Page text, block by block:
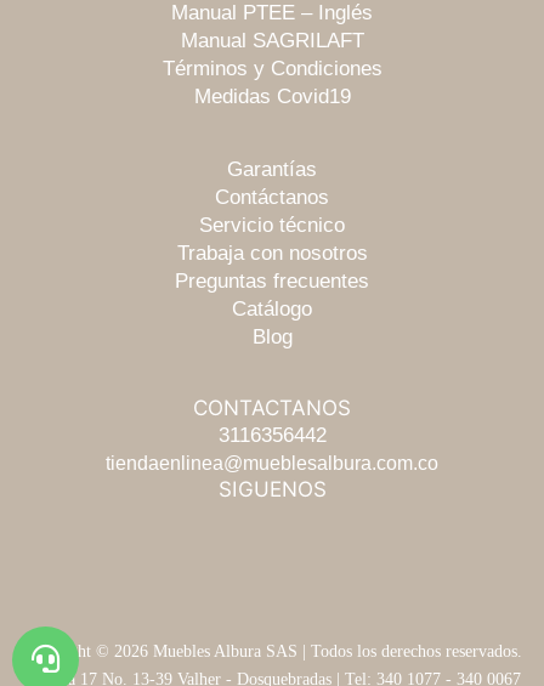
Te asesoramos
Manual PTEE – Inglés
Manual SAGRILAFT
Términos y Condiciones
Medidas Covid19
Garantías
Contáctanos
Servicio técnico
Trabaja con nosotros
Preguntas frecuentes
Catálogo
Blog
CONTACTANOS
3116356442
tiendaenlinea@mueblesalbura.com.co
SIGUENOS
Copyright © 2026 Muebles Albura SAS | Todos los derechos reservados.
Carrera 17 No. 13-39 Valher - Dosquebradas | Tel: 340 1077 - 340 0067